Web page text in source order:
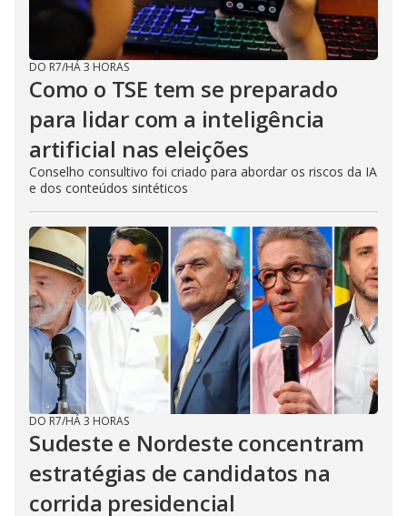
DO R7/HÁ 3 HORAS
Como o TSE tem se preparado
para lidar com a inteligência
artificial nas eleições
Conselho consultivo foi criado para abordar os riscos da IA
e dos conteúdos sintéticos
DO R7/HÁ 3 HORAS
Sudeste e Nordeste concentram
estratégias de candidatos na
corrida presidencial